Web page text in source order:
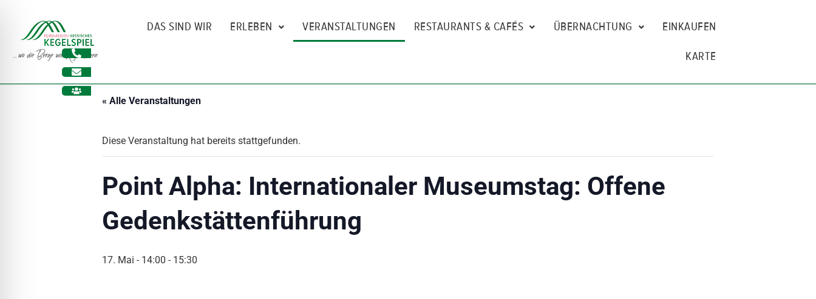
springen
DAS SIND WIR ERLEBEN VERANSTALTUNGEN RESTAURANTS & CAFÉS ÜBERNACHTUNG EINKAUFEN
KARTE
« Alle Veranstaltungen
Diese Veranstaltung hat bereits stattgefunden.
Point Alpha: Internationaler Museumstag: Offene
Gedenkstättenführung
17. Mai - 14:00 - 15:30